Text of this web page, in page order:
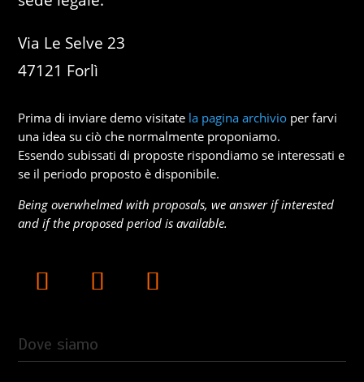
Via Le Selve 23
47121 Forlì
Prima di inviare demo visitate la pagina archivio per farvi
una idea su ciò che normalmente proponiamo.
Essendo subissati di proposte rispondiamo se interessati e
se il periodo proposto è disponibile.
Being overwhelmed with proposals, we answer if interested
and if the proposed period is available.
Dove siamo